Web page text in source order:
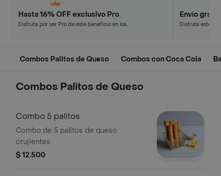
Hasta 16% OFF exclusivo Pro
Disfruta por ser Pro de este beneficio en los
Envío
Disfruta este
Combos Palitos de Queso Combos con Coca Cola
Combos Palitos de Queso
Combo 5 palitos
Combo de 5 palitos de queso
crujientes.
$ 12.500